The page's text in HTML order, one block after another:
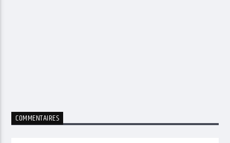
COMMENTAIRES